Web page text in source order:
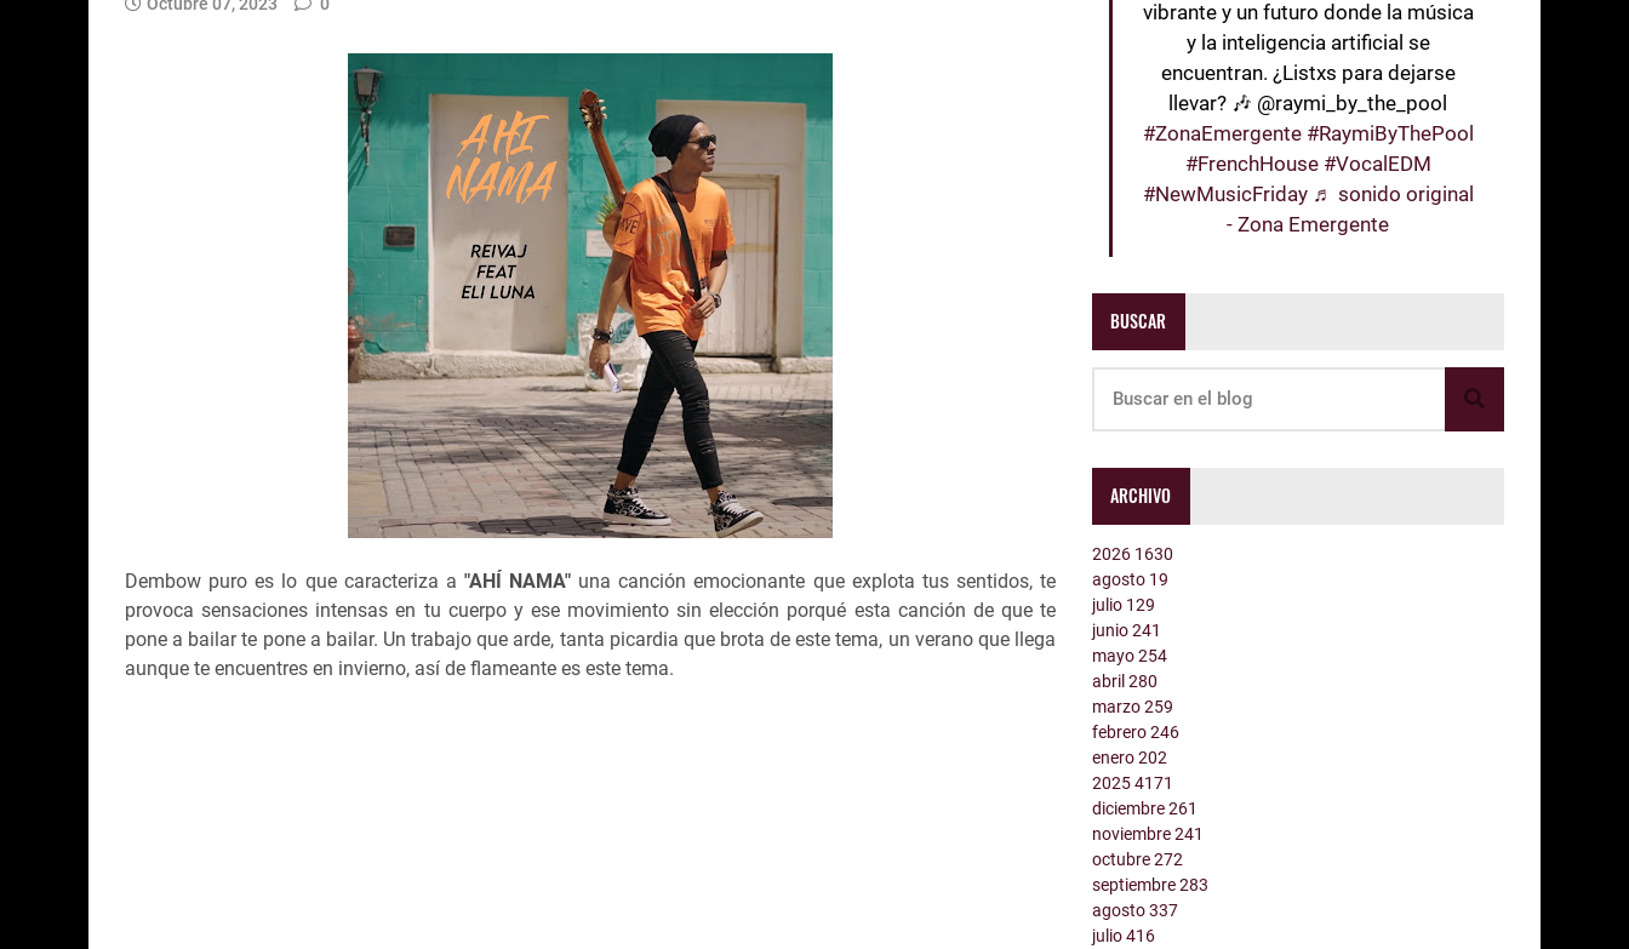
Dembow puro es lo que caracteriza a "AHÍ NAMA" una canción emocionante que explota tus sentidos, te
provoca sensaciones intensas en tu cuerpo y ese movimiento sin elección porqué esta canción de que te
pone a bailar te pone a bailar. Un trabajo que arde, tanta picardia que brota de este tema, un verano que llega
aunque te encuentres en invierno, así de flameante es este tema.
vibrante y un futuro donde la música
y la inteligencia artificial se
encuentran. ¿Listxs para dejarse
llevar? 🎶 @raymi_by_the_pool
#ZonaEmergente #RaymiByThePool
#FrenchHouse #VocalEDM
#NewMusicFriday ♬ sonido original
- Zona Emergente
BUSCAR
ARCHIVO
2026 1630
agosto 19
julio 129
junio241
mayo254
abril280
marzo259
febrero246
enero202
20254171
diciembre261
noviembre241
octubre272
septiembre283
agosto337
julio416